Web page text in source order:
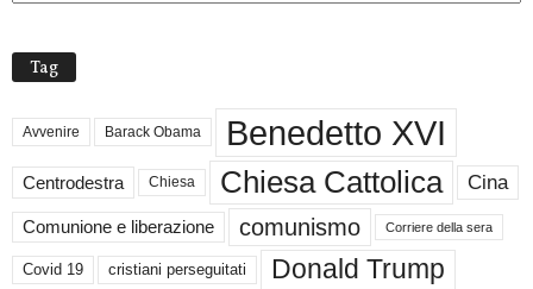
Tag
Avvenire Barack Obama Benedetto XVI
Centrodestra Chiesa Chiesa Cattolica Cina
Comunione e liberazione comunismo Corriere della sera
Covid 19 cristiani perseguitati Donald Trump